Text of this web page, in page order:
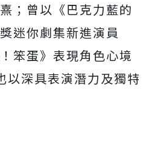
；曾以《巴克力藍的
迷你劇集新進演員
笨蛋》表現角色心境
以深具表演潛力及獨特